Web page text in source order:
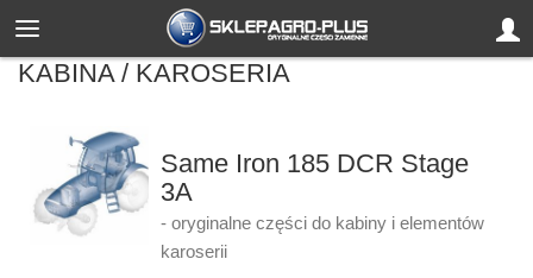
KABINA / KAROSERIA
Same Iron 185 DCR Stage
3A
- oryginalne części do kabiny i elementów
karoserii